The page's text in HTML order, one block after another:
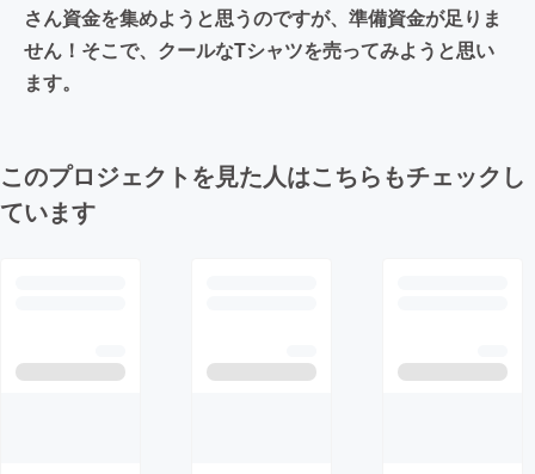
さん資金を集めようと思うのですが、準備資金が足りま
せん！そこで、クールなTシャツを売ってみようと思い
ます。
このプロジェクトを見た人はこちらもチェックし
ています